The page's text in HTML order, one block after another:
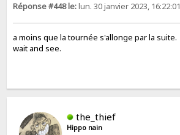
Réponse #448 le:lun. 30 janvier 2023, 16:22:01
a moins que la tournée s'allonge par la suite.
wait and see.
the_thief
Hippo nain